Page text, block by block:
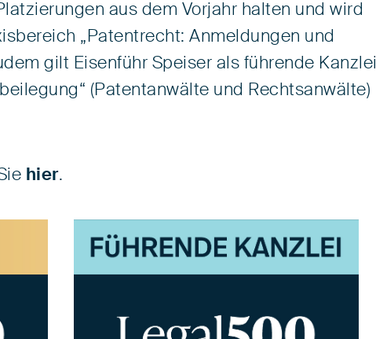
aus dem Vorjahr halten und wird
„Patentrecht: Anmeldungen und
gilt Eisenführ Speiser als führende Kanzlei
(Patentanwälte und Rechtsanwälte)
hier.